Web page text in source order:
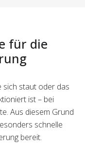
für die
sich staut oder das
ist – bei
Aus diesem Grund
schnelle
bereit.